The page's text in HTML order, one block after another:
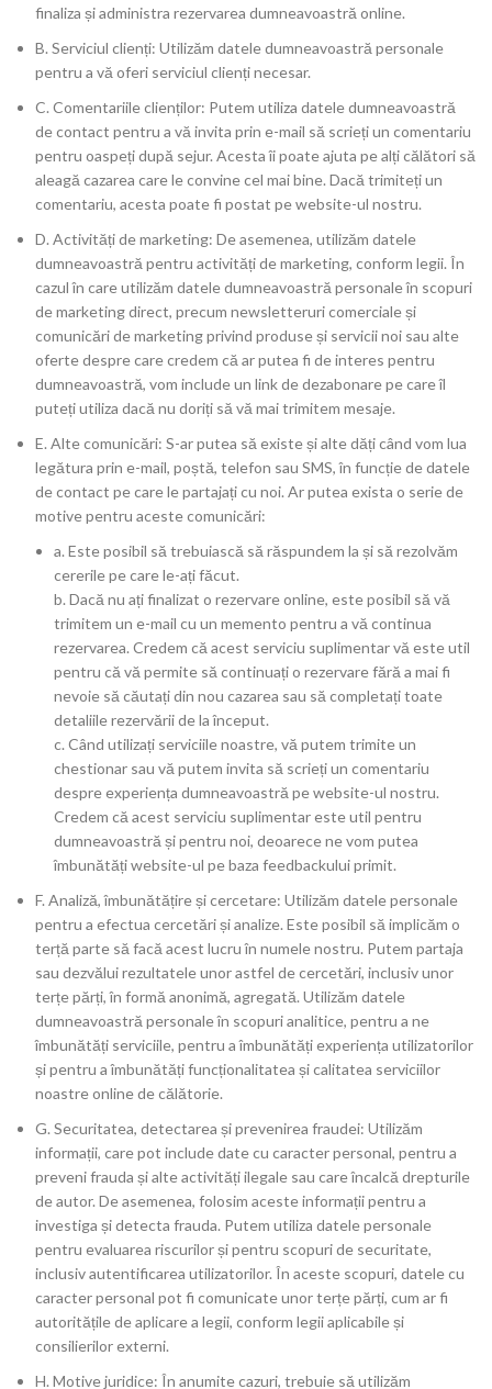
finaliza și administra rezervarea dumneavoastră online.
B. Serviciul clienți: Utilizăm datele dumneavoastră personale
pentru a vă oferi serviciul clienți necesar.
C. Comentariile clienților: Putem utiliza datele dumneavoastră
de contact pentru a vă invita prin e-mail să scrieți un comentariu
pentru oaspeți după sejur. Acesta îi poate ajuta pe alți călători să
aleagă cazarea care le convine cel mai bine. Dacă trimiteți un
comentariu, acesta poate fi postat pe website-ul nostru.
D. Activități de marketing: De asemenea, utilizăm datele
dumneavoastră pentru activități de marketing, conform legii. În
cazul în care utilizăm datele dumneavoastră personale în scopuri
de marketing direct, precum newsletteruri comerciale și
comunicări de marketing privind produse și servicii noi sau alte
oferte despre care credem că ar putea fi de interes pentru
dumneavoastră, vom include un link de dezabonare pe care îl
puteți utiliza dacă nu doriți să vă mai trimitem mesaje.
E. Alte comunicări: S-ar putea să existe și alte dăți când vom lua
legătura prin e-mail, poștă, telefon sau SMS, în funcție de datele
de contact pe care le partajați cu noi. Ar putea exista o serie de
motive pentru aceste comunicări:
a. Este posibil să trebuiască să răspundem la și să rezolvăm
cererile pe care le-ați făcut.
b. Dacă nu ați finalizat o rezervare online, este posibil să vă
trimitem un e-mail cu un memento pentru a vă continua
rezervarea. Credem că acest serviciu suplimentar vă este util
pentru că vă permite să continuați o rezervare fără a mai fi
nevoie să căutați din nou cazarea sau să completați toate
detaliile rezervării de la început.
c. Când utilizați serviciile noastre, vă putem trimite un
chestionar sau vă putem invita să scrieți un comentariu
despre experiența dumneavoastră pe website-ul nostru.
Credem că acest serviciu suplimentar este util pentru
dumneavoastră și pentru noi, deoarece ne vom putea
îmbunătăți website-ul pe baza feedbackului primit.
F. Analiză, îmbunătățire și cercetare: Utilizăm datele personale
pentru a efectua cercetări și analize. Este posibil să implicăm o
terță parte să facă acest lucru în numele nostru. Putem partaja
sau dezvălui rezultatele unor astfel de cercetări, inclusiv unor
terțe părți, în formă anonimă, agregată. Utilizăm datele
dumneavoastră personale în scopuri analitice, pentru a ne
îmbunătăți serviciile, pentru a îmbunătăți experiența utilizatorilor
și pentru a îmbunătăți funcționalitatea și calitatea serviciilor
noastre online de călătorie.
G. Securitatea, detectarea și prevenirea fraudei: Utilizăm
informații, care pot include date cu caracter personal, pentru a
preveni frauda și alte activități ilegale sau care încalcă drepturile
de autor. De asemenea, folosim aceste informații pentru a
investiga și detecta frauda. Putem utiliza datele personale
pentru evaluarea riscurilor și pentru scopuri de securitate,
inclusiv autentificarea utilizatorilor. În aceste scopuri, datele cu
caracter personal pot fi comunicate unor terțe părți, cum ar fi
autoritățile de aplicare a legii, conform legii aplicabile și
consilierilor externi.
H. Motive juridice: În anumite cazuri, trebuie să utilizăm